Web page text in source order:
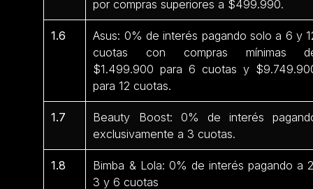
por compras superiores a $499.990.
1.6
Asus: 0% de interés pagando solo a 6 y
cuotas con compras mínimas
$1.499.900 para 6 cuotas y
para 12 cuotas.
1.7
Beauty Boost: 0% de interés
exclusivamente a 3 cuotas.
1.8
Bimba & Lola: 0% de interés pagando a
3 y 6 cuotas